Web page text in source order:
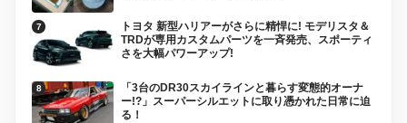
トヨタ 新型ハリアーがさらに精悍に! モデリスタ＆
TRDが専用カスタムパーツを一斉発売、スポーティ
さを大幅パワーアップ!
「3台のDR30スカイラインと暮らす変態的オーナ
ー!?」スーパーシルエットに取り憑かれた日常に迫
る！